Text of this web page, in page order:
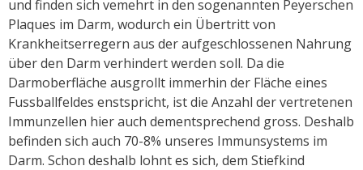
und finden sich vemehrt in den sogenannten Peyerschen
Plaques im Darm, wodurch ein Übertritt von
Krankheitserregern aus der aufgeschlossenen Nahrung
über den Darm verhindert werden soll. Da die
Darmoberfläche ausgrollt immerhin der Fläche eines
Fussballfeldes enstspricht, ist die Anzahl der vertretenen
Immunzellen hier auch dementsprechend gross. Deshalb
befinden sich auch 70-8% unseres Immunsystems im
Darm. Schon deshalb lohnt es sich, dem Stiefkind